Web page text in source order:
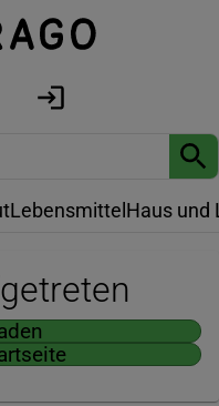
Lebensmittel Haus und